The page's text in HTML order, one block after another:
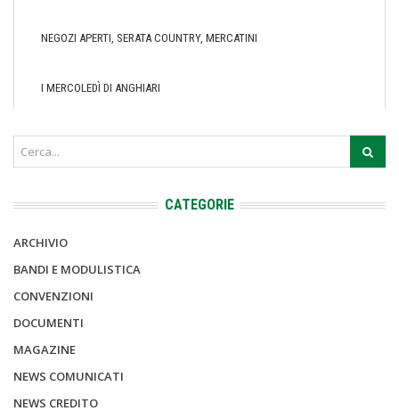
NEGOZI APERTI, SERATA COUNTRY, MERCATINI
I MERCOLEDÌ DI ANGHIARI
CATEGORIE
ARCHIVIO
BANDI E MODULISTICA
CONVENZIONI
DOCUMENTI
MAGAZINE
NEWS COMUNICATI
NEWS CREDITO